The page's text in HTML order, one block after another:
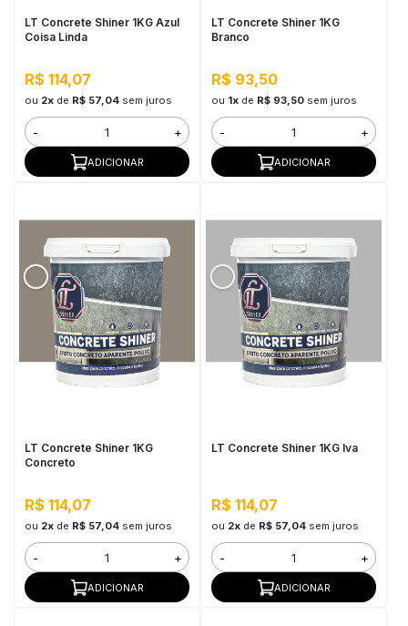
LT Concrete Shiner 1KG Azul
Coisa Linda
R$ 114,07
ou 2xde R$ 57,04 sem juros
- +
ADICIONAR
LT Concrete Shiner 1KG
Branco
R$ 93,50
ou 1xde R$ 93,50 sem juros
- +
ADICIONAR
LT Concrete Shiner 1KG
Concreto
R$ 114,07
ou 2xde R$ 57,04 sem juros
- +
ADICIONAR
LT Concrete Shiner 1KG Iva
R$ 114,07
ou 2xde R$ 57,04 sem juros
- +
ADICIONAR